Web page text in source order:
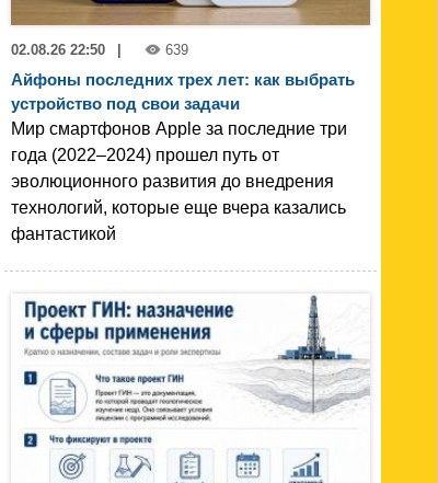
02.08.26 22:50 639
Айфоны последних трех лет: как выбрать
устройство под свои задачи
Мир смартфонов Apple за последние три
года (2022–2024) прошел путь от
эволюционного развития до внедрения
технологий, которые еще вчера казались
фантастикой